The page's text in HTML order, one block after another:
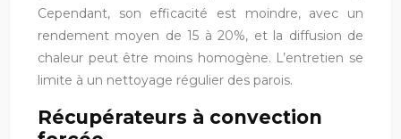
Cependant, son efficacité est moindre, avec un
rendement moyen de 15 à 20%, et la diffusion de
chaleur peut être moins homogène. L’entretien se
limite à un nettoyage régulier des parois.
Récupérateurs à convection